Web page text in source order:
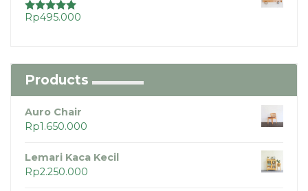
Dinilai5.00
Rp495.000
Products
Auro Chair
Rp1.650.000
Lemari Kaca Kecil
Rp2.250.000